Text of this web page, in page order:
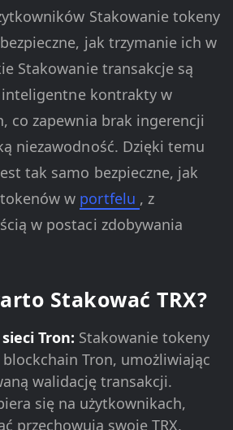
Stakowanie tokeny
jak trzymanie ich w
Stakowanie transakcje są
inteligentne kontrakty w
co zapewnia brak ingerencji
niezawodność. Dzięki temu
tak samo bezpieczne, jak
w portfelu , z
w postaci zdobywania
Stakować TRX?
Tron: Stakowanie tokeny
blockchain Tron, umożliwiając
walidację transakcji.
się na użytkownikach,
przechowują swoje TRX,